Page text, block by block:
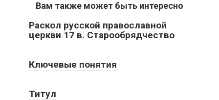
Вам также может быть интересно
Раскол русской православной
церкви 17 в. Старообрядчество
Ключевые понятия
Титул